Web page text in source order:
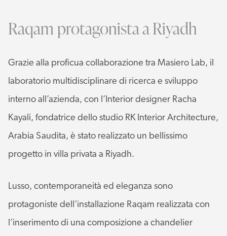
Raqam protagonista a Riyadh
Grazie alla proficua collaborazione tra Masiero Lab, il
laboratorio multidisciplinare di ricerca e sviluppo
interno all’azienda, con l’Interior designer Racha
Kayali, fondatrice dello studio RK Interior Architecture,
Arabia Saudita, è stato realizzato un bellissimo
progetto in villa privata a Riyadh.
Lusso, contemporaneità ed eleganza sono
protagoniste dell’installazione Raqam realizzata con
l’inserimento di una composizione a chandelier